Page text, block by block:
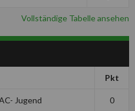
Vollständige Tabelle ansehen
Pkt
Jugend 0